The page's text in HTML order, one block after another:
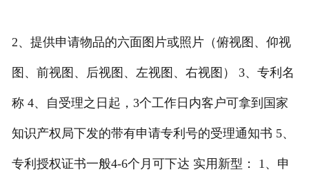
2、提供申请物品的六面图片或照片（俯视图、仰视
图、前视图、后视图、左视图、右视图） 3、专利名
称 4、自受理之日起，3个工作日内客户可拿到国家
知识产权局下发的带有申请专利号的受理通知书 5、
专利授权证书一般4-6个月可下达 实用新型： 1、申